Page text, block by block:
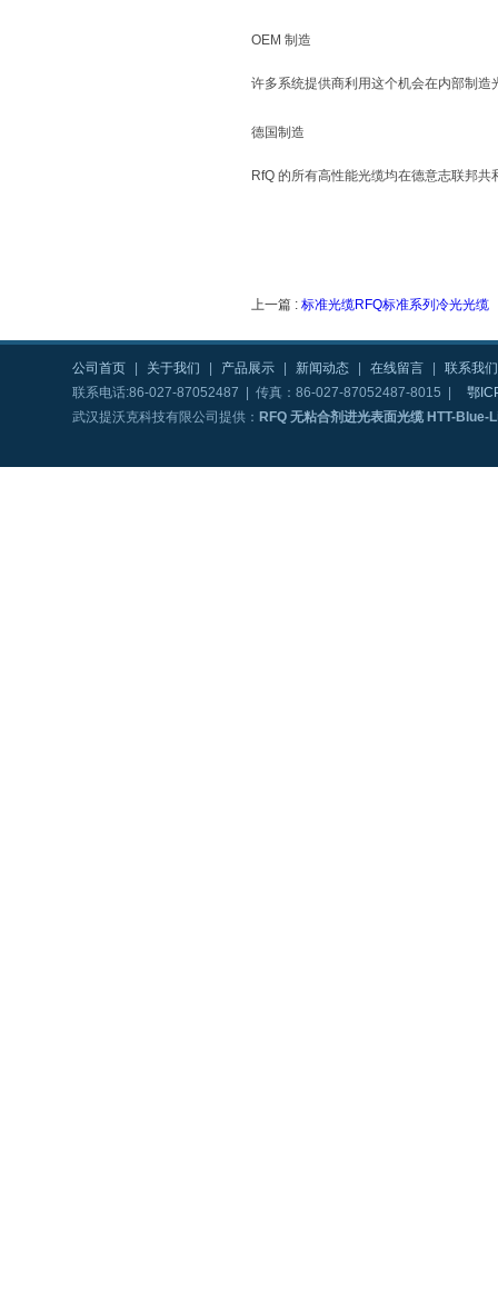
OEM 制造
许多系统提供商利用这个机会在内部制
德国制造
RfQ 的所有高性能光缆均在德意志联邦共
上一篇 : 标准光缆RFQ标准系列冷光光缆
公司首页 关于我们 产品展示 新闻动态 在线留言
联系我们
联系电话:86-027-87052487 | 传真：86-027-87052487-8015 |
鄂
武汉提沃克科技有限公司提供： RFQ 无粘合剂进光表面光缆 HTT-Blue-